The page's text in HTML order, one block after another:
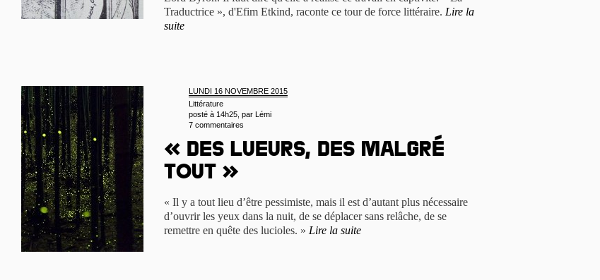
Traductrice », d'Efim Etkind, raconte ce tour de force littéraire. Lire la
suite
LUNDI 16 NOVEMBRE 2015
Littérature
posté à 14h25, par Lémi
7 commentaires
« Des lueurs, des malgré
tout »
« Il y a tout lieu d’être pessimiste, mais il est d’autant plus nécessaire
d’ouvrir les yeux dans la nuit, de se déplacer sans relâche, de se
remettre en quête des lucioles. » Lire la suite